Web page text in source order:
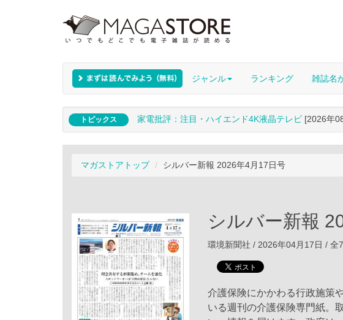
ジャンル ランキング 雑誌名
トピックス 家電批評：注目・ハイエンド4K液晶テレビ [2026年
マガストアトップ シルバー新報 2026年4月17日号
シルバー新報
環境新聞社 / 2026年04月17日 / 全
介護保険にかかわる行政施策
いる週刊の介護保険専門紙。